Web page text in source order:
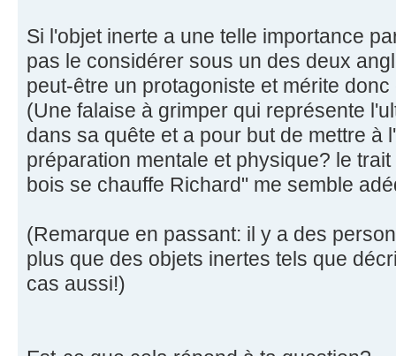
Si l'objet inerte a une telle importance
pas le considérer sous un des deux
peut-être un protagoniste et mérite
(Une falaise à grimper qui représente
dans sa quête et a pour but de mettre à
préparation mentale et physique? le
bois se chauffe Richard" me semble
(Remarque en passant: il y a des
plus que des objets inertes tels que
cas aussi!)